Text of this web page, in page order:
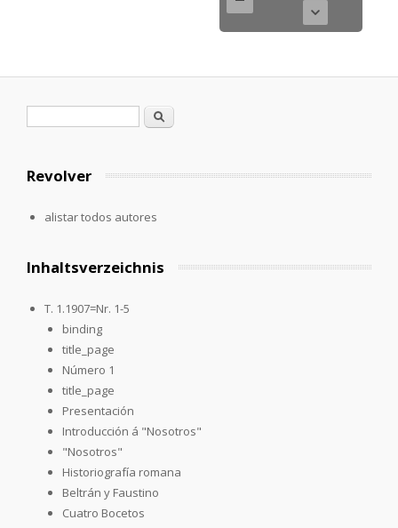
Formulario de búsqueda
Buscar
Revolver
alistar todos autores
Inhaltsverzeichnis
T. 1.1907=Nr. 1-5
binding
title_page
Número 1
title_page
Presentación
Introducción á "Nosotros"
"Nosotros"
Historiografía romana
Beltrán y Faustino
Cuatro Bocetos